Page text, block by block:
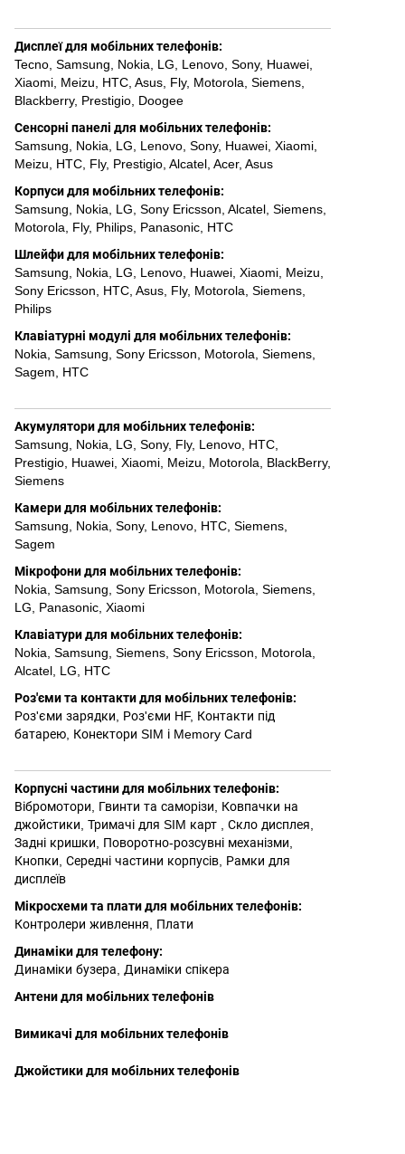
Дисплеї для мобільних телефонів:
Tecno, Samsung, Nokia, LG, Lenovo, Sony, Huawei,
Xiaomi, Meizu, HTC, Asus, Fly, Motorola, Siemens,
Blackberry, Prestigio, Doogee
Сенсорні панелі для мобільних телефонів:
Samsung, Nokia, LG, Lenovo, Sony, Huawei, Xiaomi,
Meizu, HTC, Fly, Prestigio, Alcatel, Acer, Asus
Корпуси для мобільних телефонів:
Samsung, Nokia, LG, Sony Ericsson, Alcatel, Siemens,
Motorola, Fly, Philips, Panasonic, HTC
Шлейфи для мобільних телефонів:
Samsung, Nokia, LG, Lenovo, Huawei, Xiaomi, Meizu,
Sony Ericsson, HTC, Asus, Fly, Motorola, Siemens,
Philips
Клавіатурні модулі для мобільних телефонів:
Nokia, Samsung, Sony Ericsson, Motorola, Siemens,
Sagem, HTC
Акумулятори для мобільних телефонів:
Samsung, Nokia, LG, Sony, Fly, Lenovo, HTC,
Prestigio, Huawei, Xiaomi, Meizu, Motorola, BlackBerry,
Siemens
Камери для мобільних телефонів:
Samsung, Nokia, Sony, Lenovo, HTC, Siemens,
Sagem
Мікрофони для мобільних телефонів:
Nokia, Samsung, Sony Ericsson, Motorola, Siemens,
LG, Panasonic, Xiaomi
Клавіатури для мобільних телефонів:
Nokia, Samsung, Siemens, Sony Ericsson, Motorola,
Alcatel, LG, HTC
Роз'єми та контакти для мобільних телефонів:
Роз'єми зарядки, Роз'єми HF, Контакти під
батарею, Конектори SIM і Memory Card
Корпусні частини для мобільних телефонів:
Вібромотори, Гвинти та саморізи, Ковпачки на
джойстики, Тримачі для SIM карт , Скло дисплея,
Задні кришки, Поворотно-розсувні механізми,
Кнопки, Середні частини корпусів, Рамки для
дисплеїв
Мікросхеми та плати для мобільних телефонів:
Контролери живлення, Плати
Динаміки для телефону:
Динаміки бузера, Динаміки спікера
Антени для мобільних телефонів
Вимикачі для мобільних телефонів
Джойстики для мобільних телефонів